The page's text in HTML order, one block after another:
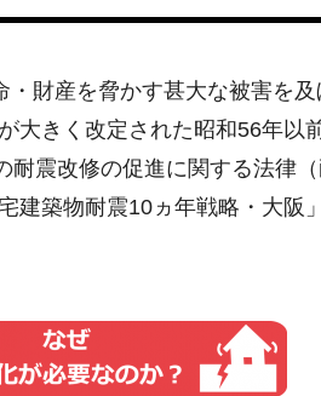
財産を脅かす甚大な被害を及
きく改定された昭和56年以
震改修の促進に関する法律
築物耐震10ヵ年戦略・大阪